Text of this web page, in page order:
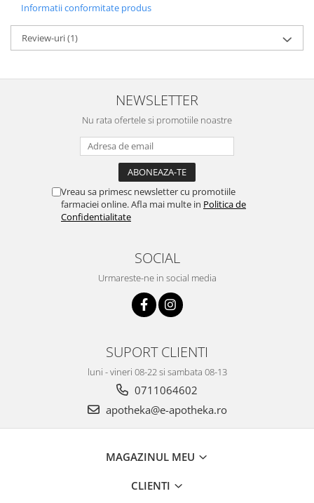
Informatii conformitate produs
Review-uri(1)
NEWSLETTER
Nu rata ofertele si promotiile noastre
Vreau sa primesc newsletter cu promotiile
farmaciei online. Afla mai multe in Politica de
Confidentialitate
SOCIAL
Urmareste-ne in social media
SUPORT CLIENTI
luni - vineri 08-22 si sambata 08-13
0711064602
apotheka@e-apotheka.ro
MAGAZINUL MEU
CLIENTI